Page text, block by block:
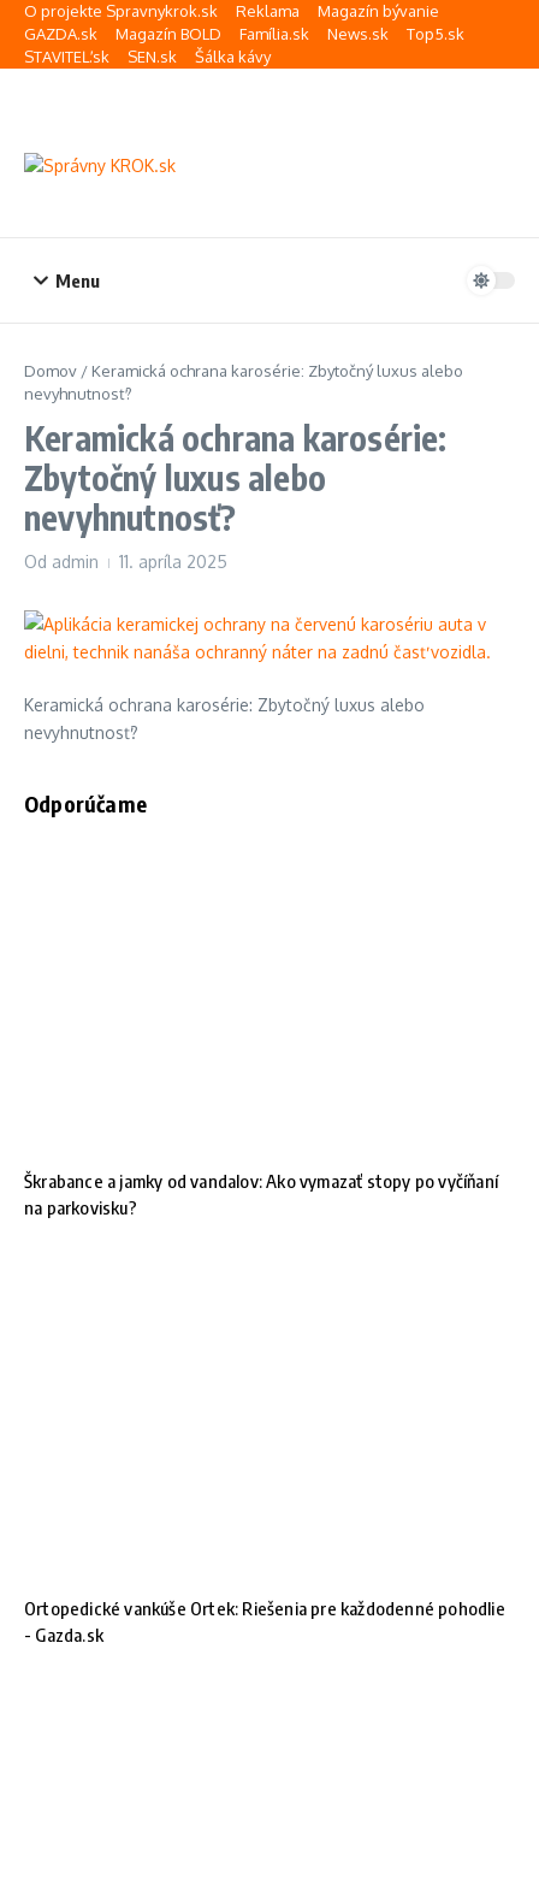
Preskočiť na obsah
O projekte Spravnykrok.sk Reklama
Magazín bývanie
GAZDA.sk
Magazín BOLD Família.sk News.sk
Top5.sk
STAVITEĽ.sk
SEN.sk Šálka kávy
Menu
Domov / Keramická ochrana karosérie: Zbytočný luxus alebo
nevyhnutnosť?
Keramická ochrana karosérie:
Zbytočný luxus alebo
nevyhnutnosť?
Od admin 11. apríla 2025
Keramická ochrana karosérie: Zbytočný luxus alebo
nevyhnutnosť?
Odporúčame
Škrabance a jamky od vandalov: Ako vymazať stopy po vyčíňaní
na parkovisku?
Ortopedické vankúše Ortek: Riešenia pre každodenné pohodlie
- Gazda.sk